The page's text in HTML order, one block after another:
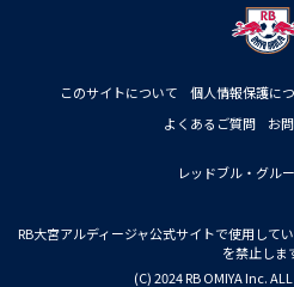
このサイトについて 個人情報保護に
よくあるご質問
お
レッドブル・グル
RB大宮アルディージャ公式サイトで使用して
を禁止しま
(C) 2024 RB OMIYA Inc. ALL